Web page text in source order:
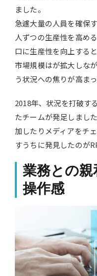
ました。
急遽大量の人員を確保
人ずつの生産性を高め
口に生産性を向上する
市場規模はが拡大しな
う状況への焦りが高まっ
2018年、状況を打破す
たチームが発足しまし
加したりメディアをチ
すうちに発見したのが
業務との
操作感